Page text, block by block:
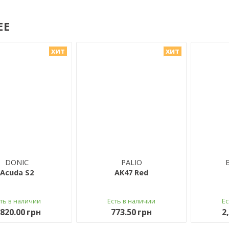
хит
DONIC
Acuda S2
в наличии
грн
хит
PALIO
AK47 Red
Есть в наличии
773.50 грн